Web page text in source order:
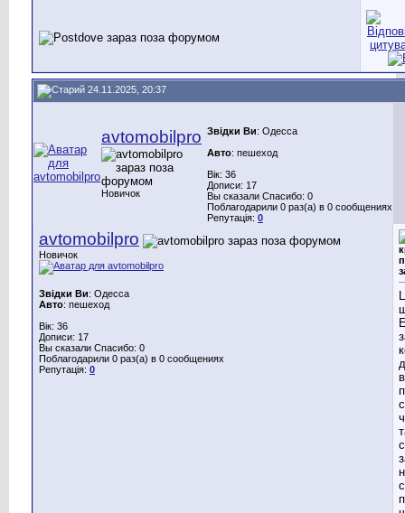
24.11.2025, 20:37
avtomobilpro
Новичок
Звідки Ви: Одесса
Авто: пешеход
Вік: 36
Дописи: 17
Вы сказали Спасибо: 0
Поблагодарили 0 раз(а) в 0 сообщениях
Репутація: 0
avtomobilpro
Новичок
Звідки Ви: Одесса
Авто: пешеход
Вік: 36
Дописи: 17
Вы сказали Спасибо: 0
Поблагодарили 0 раз(а) в 0 сообщениях
Репутація: 0